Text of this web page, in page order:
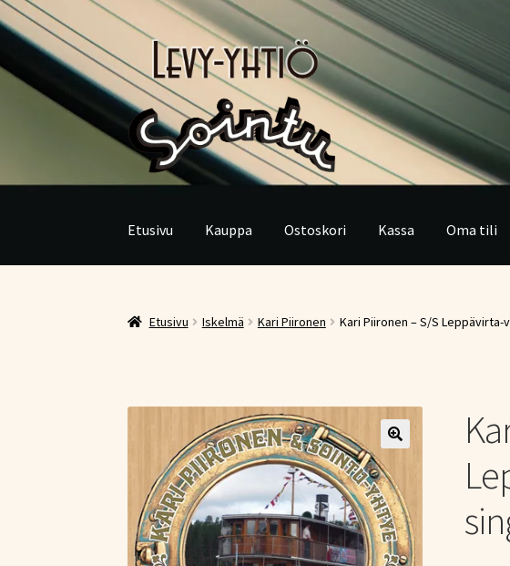
Siirry
navigointiin
Siirry
sisältöön
Etusivu Kauppa Ostoskori Kassa Oma tili
Etusivu Iskelmä Kari Piironen Kari Piironen – S/S Leppävirta-